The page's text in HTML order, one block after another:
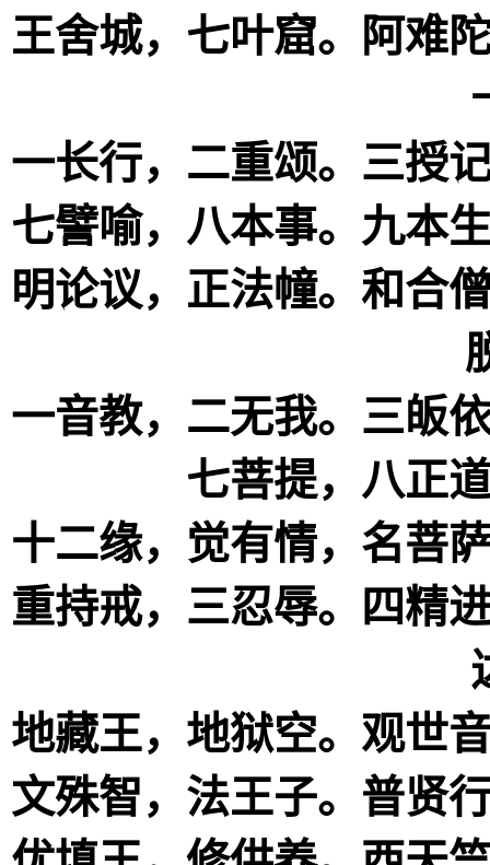
王舍城，七叶窟。阿难
一长行，二重颂。三授
七譬喻，八本事。九本
明论议，正法幢。和合
一音教，二无我。三皈
七菩提，八正
十二缘，觉有情，名菩
重持戒，三忍辱。四精
地藏王，地狱空。观世
文殊智，法王子。普贤